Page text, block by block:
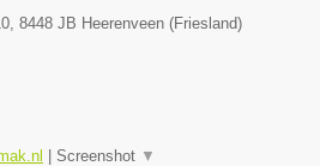
8448 JB Heerenveen (Friesland)
Screenshot ▼